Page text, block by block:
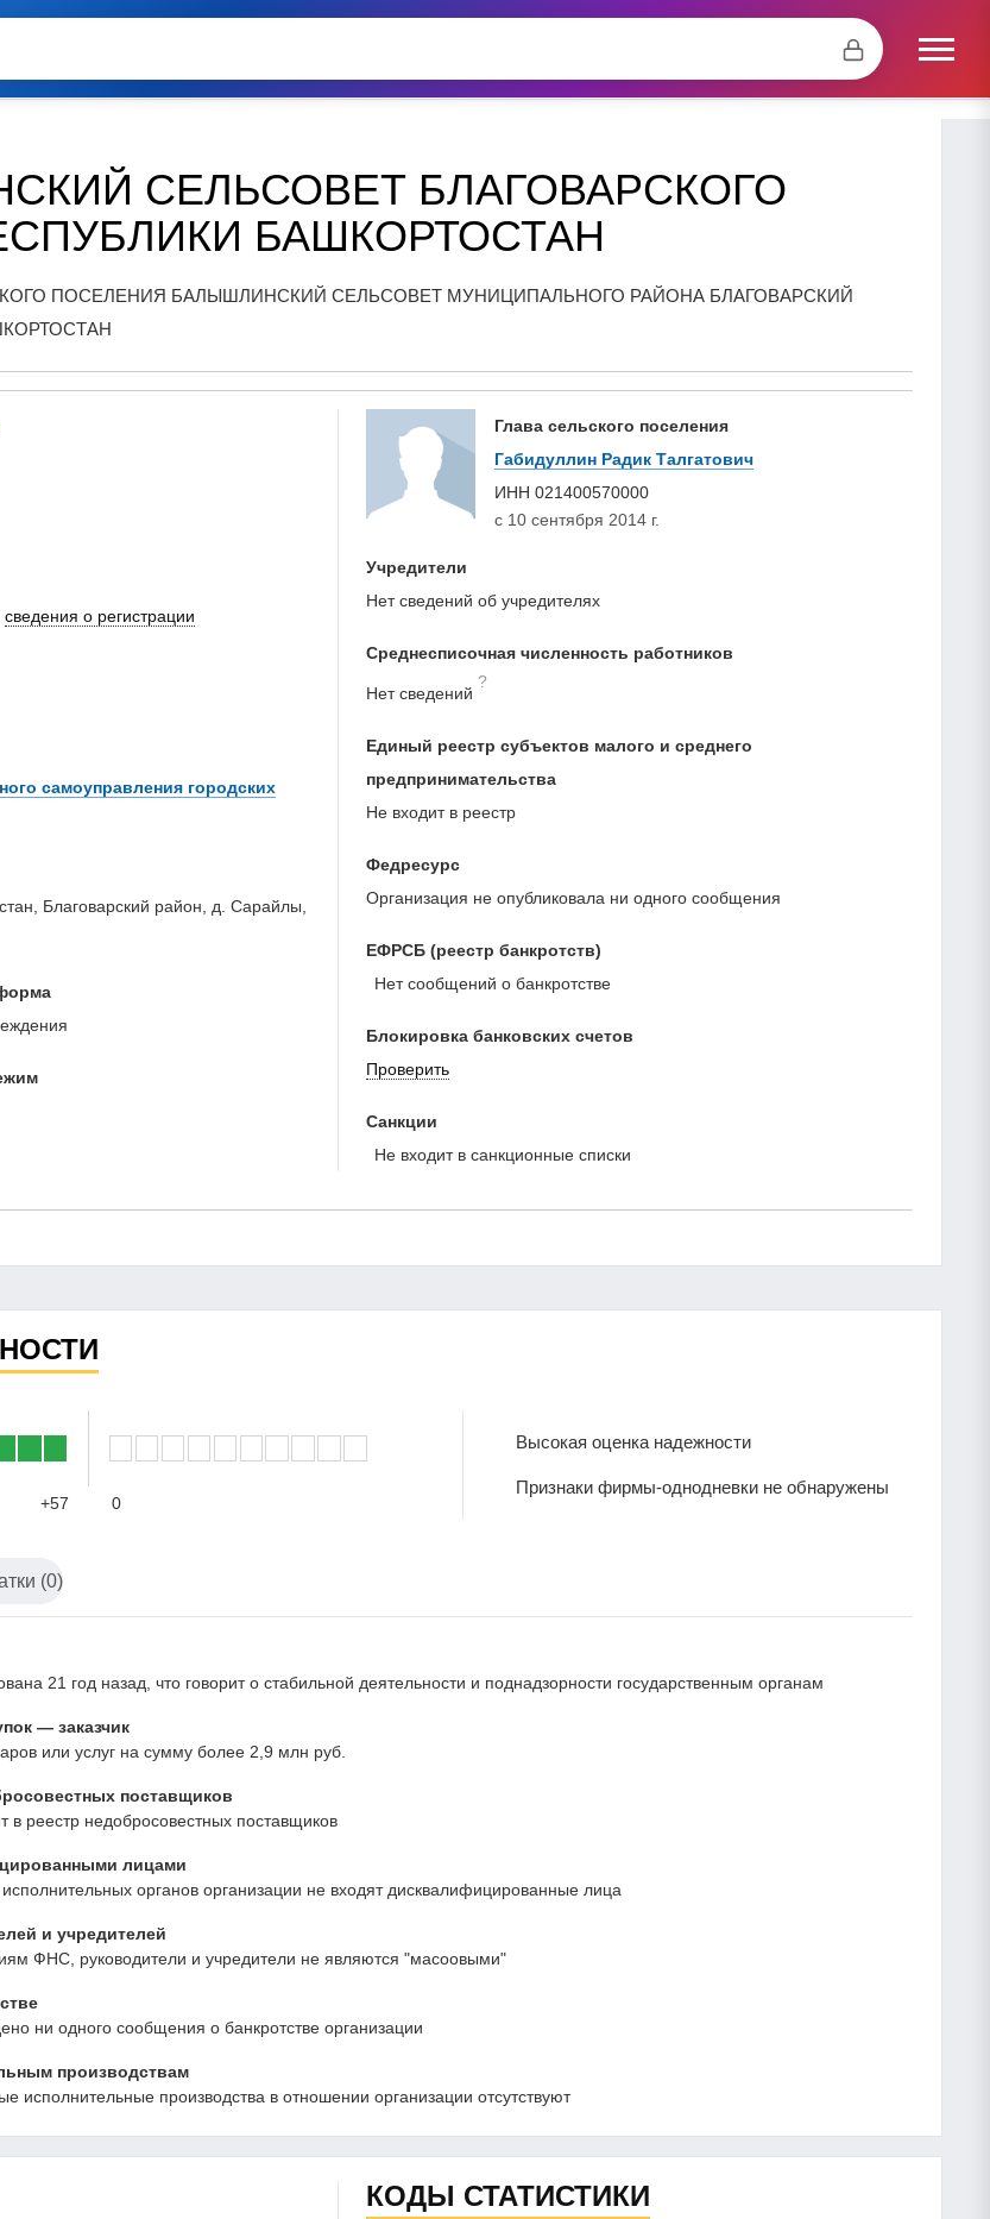
СЕЛЬСОВЕТ БЛАГОВАРСКОГО
БАШКОРТОСТАН
ПОСЕЛЕНИЯ БАЛЫШЛИНСКИЙ СЕЛЬСОВЕТ МУНИЦИПАЛЬНОГО РАЙОНА БЛАГОВАРСКИЙ
сведения о регистрации
самоуправления городских
Благоварский район, д. Сарайлы,
Глава сельского поселения
Габидуллин Радик Талгатович
ИНН 021400570000
с 10 сентября 2014 г.
Учредители
Нет сведений об учредителях
Среднесписочная численность работников
Нет сведений
?
Единый реестр субъектов малого и среднего
предпринимательства
Не входит в реестр
Федресурс
Организация не опубликовала ни одного сообщения
ЕФРСБ (реестр банкротств)
Нет сообщений о банкротстве
Блокировка банковских счетов
Проверить
Санкции
Не входит в санкционные списки
+57 0
Высокая оценка надежности
Признаки фирмы-однодневки не обнаружены
(0)
21 год назад, что говорит о стабильной деятельности и поднадзорности государственным органам
— заказчик
или услуг на сумму более 2,9 млн руб.
поставщиков
реестр недобросовестных поставщиков
лицами
органов организации не входят дисквалифицированные лица
и учредителей
ФНС, руководители и учредители не являются "масоовыми"
ни одного сообщения о банкротстве организации
производствам
производства в отношении организации отсутствуют
КОДЫ СТАТИСТИКИ